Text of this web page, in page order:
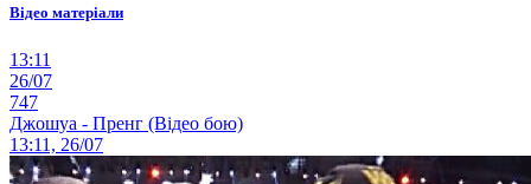
Відео матеріали
13:11
26/07
747
Джошуа - Пренг (Відео бою)
13:11, 26/07